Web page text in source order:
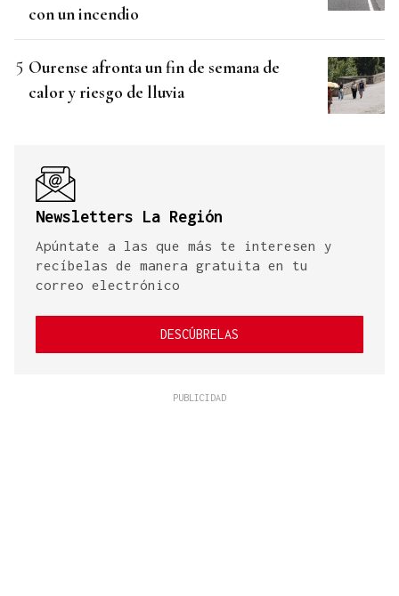
con un incendio
Ourense afronta un fin de semana de
calor y riesgo de lluvia
Newsletters La Región
Apúntate a las que más te interesen y
recíbelas de manera gratuita en tu
correo electrónico
DESCÚBRELAS